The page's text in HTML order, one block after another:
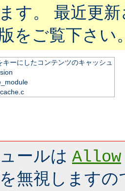
す。 最近更
をご覧下さい
キーにしたコンテンツのキャッシュ
ールは Allow
無視しますの